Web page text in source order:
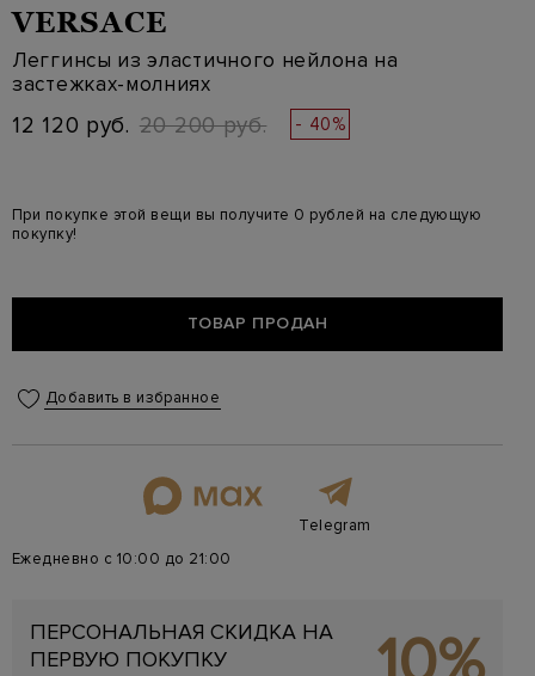
VERSACE
Леггинсы из эластичного нейлона на
застежках-молниях
12 120 руб. 20 200 руб. - 40%
При покупке этой вещи вы получите 0 рублей на следующую
покупку!
ТОВАР ПРОДАН
Добавить в избранное
Telegram
Ежедневно с 10:00 до 21:00
ПЕРСОНАЛЬНАЯ СКИДКА НА
ПЕРВУЮ ПОКУПКУ